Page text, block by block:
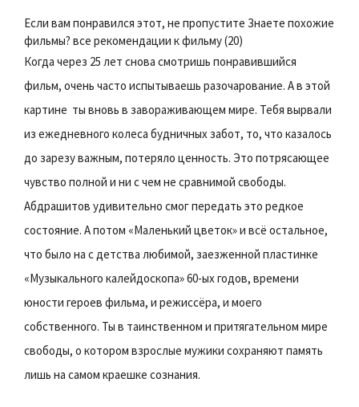
Если вам понравился этот, не пропустите Знаете похожие
фильмы? все рекомендации к фильму (20)
Когда через 25 лет снова смотришь понравившийся
фильм, очень часто испытываешь разочарование. А в этой
картине  ты вновь в завораживающем мире. Тебя вырвали
из ежедневного колеса будничных забот, то, что казалось
до зарезу важным, потеряло ценность. Это потрясающее
чувство полной и ни с чем не сравнимой свободы.
Абдрашитов удивительно смог передать это редкое
состояние. А потом «Маленький цветок» и всё остальное,
что было на с детства любимой, заезженной пластинке
«Музыкального калейдоскопа» 60-ых годов, времени
юности героев фильма, и режиссёра, и моего
собственного. Ты в таинственном и притягательном мире
свободы, о котором взрослые мужики сохраняют память
лишь на самом краешке сознания.